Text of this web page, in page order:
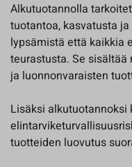
Alkutuotannolla
tuotantoa, kasvatusta
lypsämistä että kaikkia
teurastusta. Se
ja luonnonvaraisten
Lisäksi alkutuotannoksi
tuotteiden luovutus